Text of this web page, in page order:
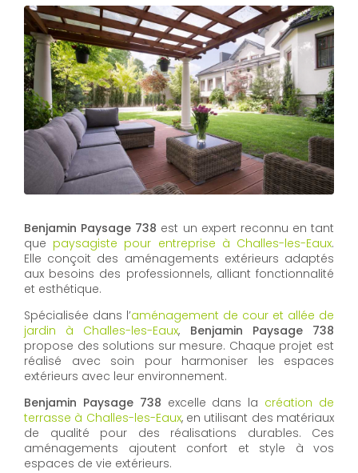
Benjamin Paysage 738 est un expert reconnu en tant
que paysagiste pour entreprise à Challes-les-Eaux.
Elle conçoit des aménagements extérieurs adaptés
aux besoins des professionnels, alliant fonctionnalité
et esthétique.
Spécialisée dans l’aménagement de cour et allée de
jardin à Challes-les-Eaux, Benjamin Paysage 738
propose des solutions sur mesure. Chaque projet est
réalisé avec soin pour harmoniser les espaces
extérieurs avec leur environnement.
Benjamin Paysage 738 excelle dans la création de
terrasse à Challes-les-Eaux, en utilisant des matériaux
de qualité pour des réalisations durables. Ces
aménagements ajoutent confort et style à vos
espaces de vie extérieurs.